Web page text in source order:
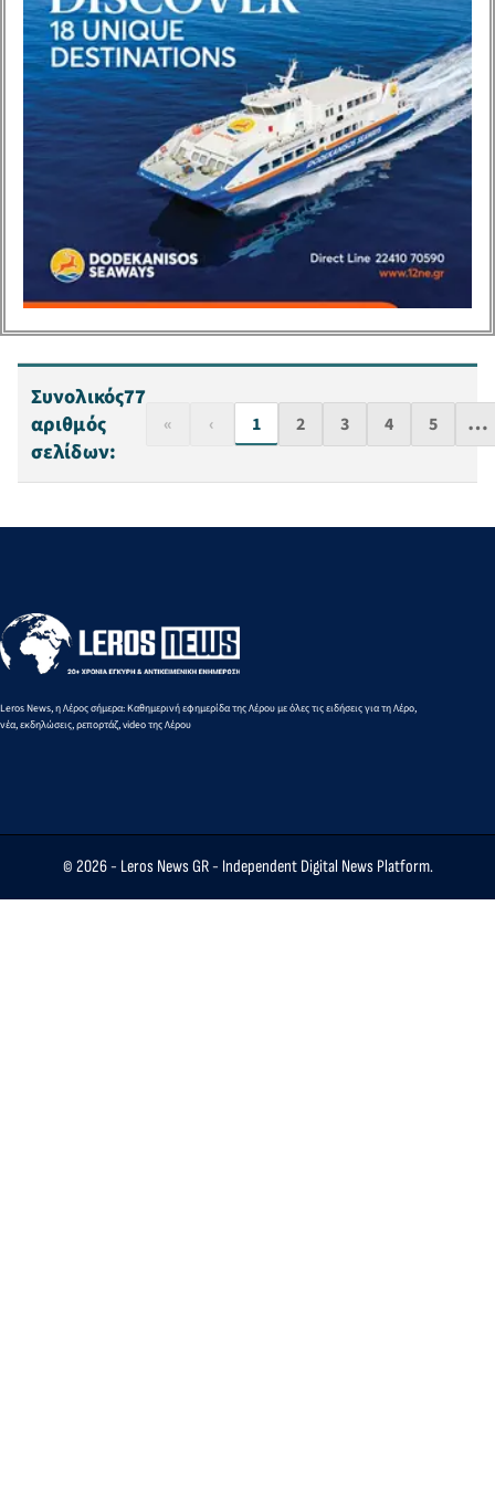
Πάτμου.
Συνολικός
αριθμός
σελίδων:
77
« ‹ 1 2 3 4 5 …
Leros News, η Λέρος σήμερα: Καθημερινή εφημερίδα της Λέρου με όλες τις ειδήσεις για τη Λέρο,
νέα, εκδηλώσεις, ρεπορτάζ, video της Λέρου
© 2026 - Leros News GR- Independent Digital News Platform.